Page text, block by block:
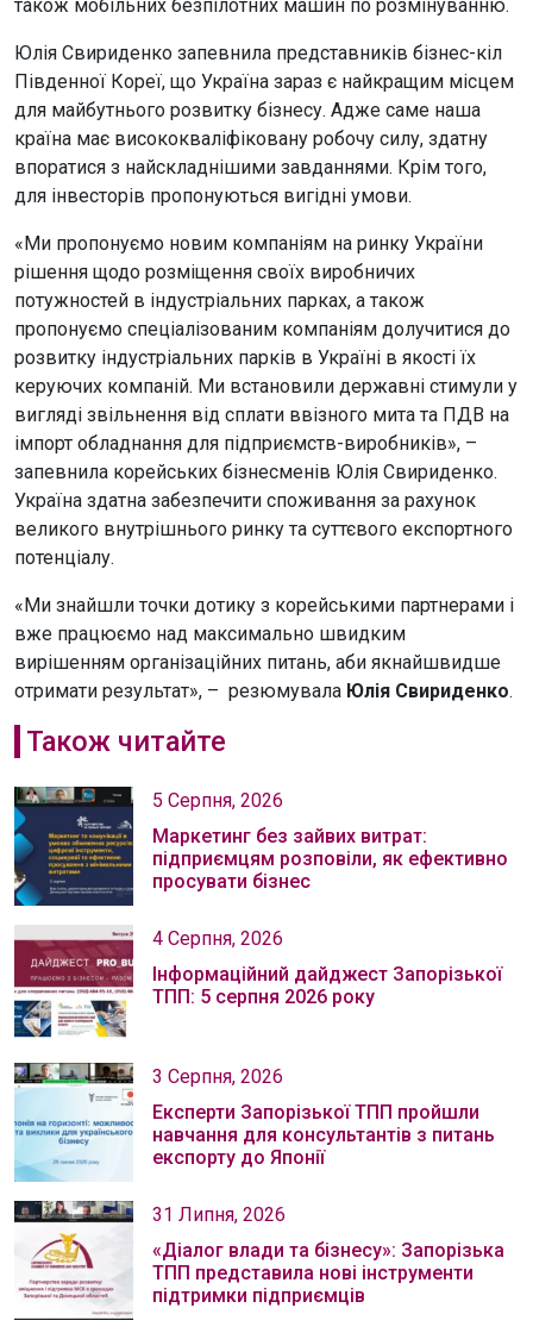
також мобільних безпілотних машин по розмінуванню.
Юлія Свириденко запевнила представників бізнес-кіл
Південної Кореї, що Україна зараз є найкращим місцем
для майбутнього розвитку бізнесу. Адже саме наша
країна має висококваліфіковану робочу силу, здатну
впоратися з найскладнішими завданнями. Крім того,
для інвесторів пропонуються вигідні умови.
«Ми пропонуємо новим компаніям на ринку України
рішення щодо розміщення своїх виробничих
потужностей в індустріальних парках, а також
пропонуємо спеціалізованим компаніям долучитися до
розвитку індустріальних парків в Україні в якості їх
керуючих компаній. Ми встановили державні стимули у
вигляді звільнення від сплати ввізного мита та ПДВ на
імпорт обладнання для підприємств-виробників», –
запевнила корейських бізнесменів Юлія Свириденко.
Україна здатна забезпечити споживання за рахунок
великого внутрішнього ринку та суттєвого експортного
потенціалу.
«Ми знайшли точки дотику з корейськими партнерами і
вже працюємо над максимально швидким
вирішенням організаційних питань, аби якнайшвидше
отримати результат», – резюмувала Юлія Свириденко.
Також читайте
5 Серпня, 2026
Маркетинг без зайвих витрат:
підприємцям розповіли, як ефективно
просувати бізнес
4 Серпня, 2026
Інформаційний дайджест Запорізької
ТПП: 5 серпня 2026 року
3 Серпня, 2026
Експерти Запорізької ТПП пройшли
навчання для консультантів з питань
експорту до Японії
31 Липня, 2026
«Діалог влади та бізнесу»: Запорізька
ТПП представила нові інструменти
підтримки підприємців